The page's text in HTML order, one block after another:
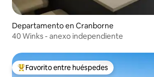
Departamento en Cranborne
40 Winks - anexo independiente
De los mejores en Favorito entre huéspedes
Favorito entre huéspedes